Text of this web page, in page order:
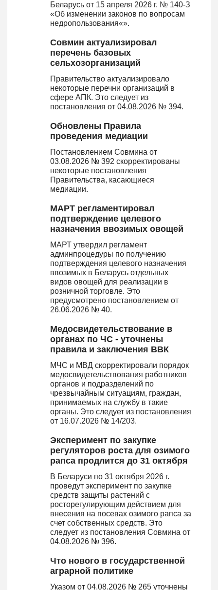
Беларусь от 15 апреля 2026 г. № 140-З
«Об изменении законов по вопросам
недропользования«».
Совмин актуализировал
перечень базовых
сельхозорганизаций
Правительство актуализировало
некоторые перечни организаций в
сфере АПК. Это следует из
постановления от 04.08.2026 № 394.
Обновлены Правила
проведения медиации
Постановлением Совмина от
03.08.2026 № 392 скорректированы
некоторые постановления
Правительства, касающиеся
медиации.
МАРТ регламентировал
подтверждение целевого
назначения ввозимых овощей
МАРТ утвердил регламент
админпроцедуры по получению
подтверждения целевого назначения
ввозимых в Беларусь отдельных
видов овощей для реализации в
розничной торговле. Это
предусмотрено постановлением от
26.06.2026 № 40.
Медосвидетельствование в
органах по ЧС - уточнены
правила и заключения ВВК
МЧС и МВД скорректировали порядок
медосвидетельствования работников
органов и подразделений по
чрезвычайным ситуациям, граждан,
принимаемых на службу в такие
органы. Это следует из постановления
от 16.07.2026 № 14/203.
Эксперимент по закупке
регуляторов роста для озимого
рапса продлится до 31 октября
В Беларуси по 31 октября 2026 г.
проведут эксперимент по закупке
средств защиты растений с
росторегулирующим действием для
внесения на посевах озимого рапса за
счет собственных средств. Это
следует из постановления Совмина от
04.08.2026 № 396.
Что нового в государственной
аграрной политике
Указом от 04.08.2026 № 265 уточнены